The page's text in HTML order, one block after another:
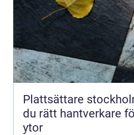
Plattsättare stockholm så
du rätt hantverkare
ytor